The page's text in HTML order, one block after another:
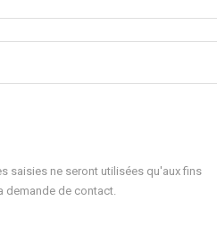
saisies ne seront utilisées qu'aux fins
demande de contact.